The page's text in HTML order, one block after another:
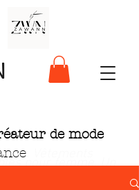
de mode
pour femme. Un